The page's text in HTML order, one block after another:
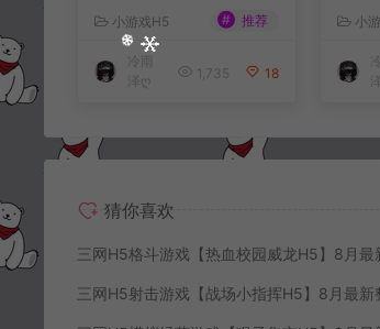
最新整理Linux手工
服务端+Win一键服务
端+解压即玩+简易安
小游戏H5 # 推荐
泽ღ
1,735 18
新
+解
小
猜你喜欢